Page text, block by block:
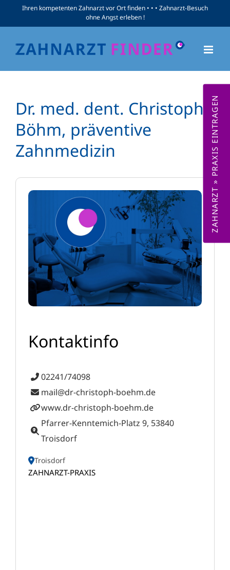
Inhalt
springen
Ihren kompetenten Zahnarzt vor Ort finden • • • Zahnarzt-Besuch
ohne Angst erleben !
Dr. med. dent. Christoph
Böhm, präventive
Zahnmedizin
Kontaktinfo
02241/74098
mail@dr-christoph-boehm.de
www.dr-christoph-boehm.de
Pfarrer-Kenntemich-Platz 9, 53840
Troisdorf
Troisdorf
ZAHNARZT-PRAXIS
ZAHNARZT » PRAXIS EINTRAGEN